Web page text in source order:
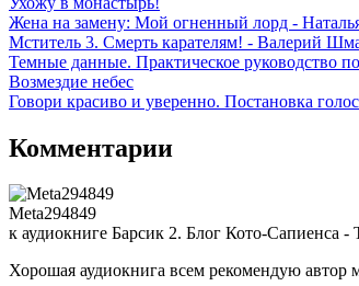
Жена на замену: Мой огненный лорд -
Мститель 3. Смерть карателям! - Валерий
Темные данные. Практическое руководство
Возмездие небес
Говори красиво и уверенно. Постановка
Комментарии
Meta294849
к аудиокниге Барсик 2. Блог Кото-Сапиенса
Хорошая аудиокнига всем рекомендую автор